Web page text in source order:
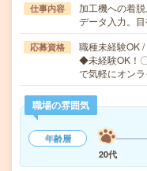
仕事内容
加工機への着
データ入力。
応募資格
職種未経験OK
◆未経験OK！
で気軽にオン
職場の雰囲気
年齢層
20代